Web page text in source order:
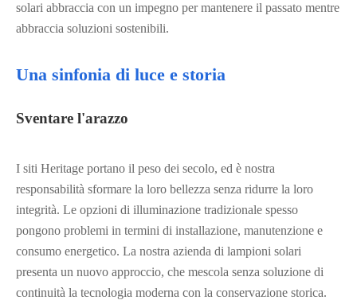
solari abbraccia con un impegno per mantenere il passato mentre
abbraccia soluzioni sostenibili.
Una sinfonia di luce e storia
Sventare l'arazzo
I siti Heritage portano il peso dei secolo, ed è nostra
responsabilità sformare la loro bellezza senza ridurre la loro
integrità. Le opzioni di illuminazione tradizionale spesso
pongono problemi in termini di installazione, manutenzione e
consumo energetico. La nostra azienda di lampioni solari
presenta un nuovo approccio, che mescola senza soluzione di
continuità la tecnologia moderna con la conservazione storica.